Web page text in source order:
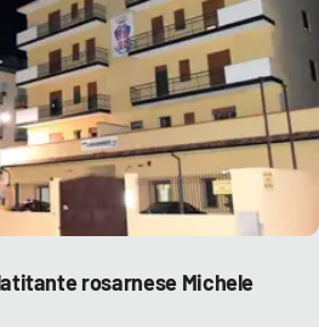
rosarnese Michele